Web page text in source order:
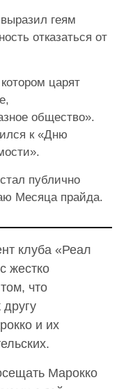
геям
отказаться от
царят
общество».
к «Дню
публично
Месяца прайда.
клуба «Реал
жестко
что
и их
Марокко